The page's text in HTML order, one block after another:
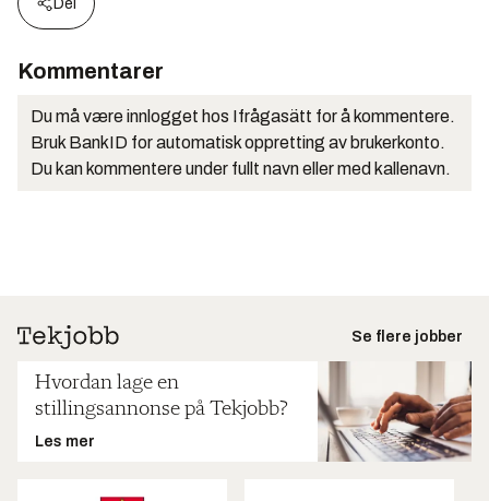
Del
Kommentarer
Du må være innlogget hos Ifrågasätt for å kommentere.
Bruk BankID for automatisk oppretting av brukerkonto.
Du kan kommentere under fullt navn eller med kallenavn.
Se flere jobber
Hvordan lage en
stillingsannonse på Tekjobb?
Les mer